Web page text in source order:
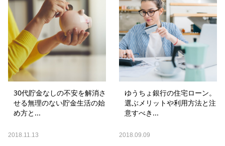
30代貯金なしの不安を解消さ
せる無理のない貯金生活の始
め方と...
2018.11.13
ゆうちょ銀行の住宅ローン。
選ぶメリットや利用方法と注
意すべき...
2018.09.09